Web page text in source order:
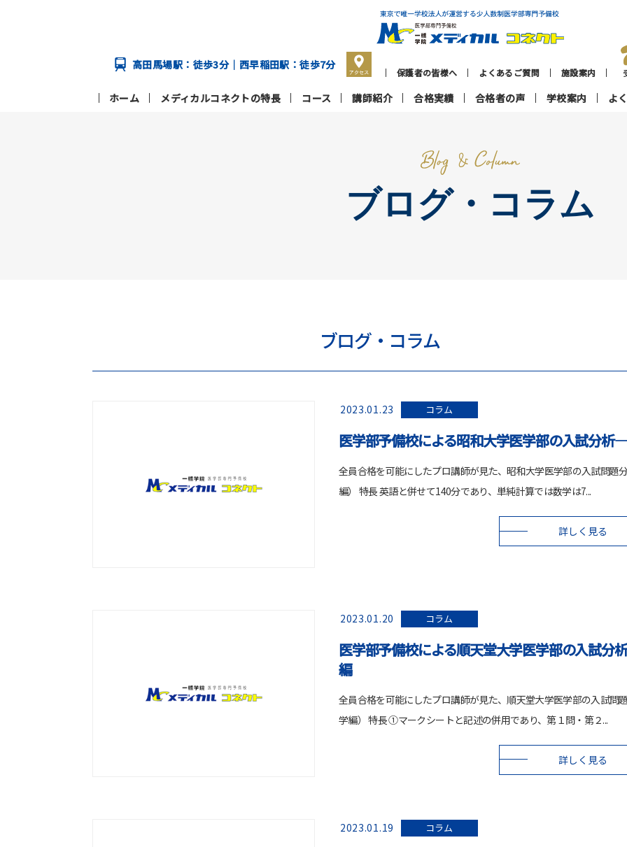
高田馬場駅：徒歩3分｜西早稲田駅：徒歩7分
保護者の皆様へ よくあるご質問 施設案内
ホーム メディカルコネクトの特長 コース 講師紹介 合格実績 合格者の声 学校案内 よ
ブログ・コラム
ブログ・コラム
2023.01.23 コラム
医学部予備校による昭和大学医学部の入試分析
全員合格を可能にしたプロ講師が見た、昭和大学医学部の入試問題
編） 特長 英語と併せて140分であり、単純計算では数学は7...
詳しく見る
2023.01.20 コラム
医学部予備校による順天堂大学医学部の入試分
編
全員合格を可能にしたプロ講師が見た、順天堂大学医学部の入試問
学編） 特長 ①マークシートと記述の併用であり、第１問・第２...
詳しく見る
2023.01.19 コラム